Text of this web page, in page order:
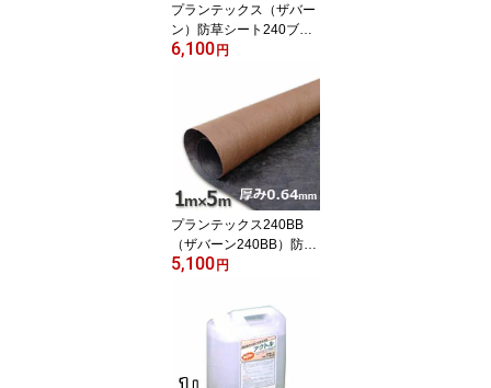
プランテックス（ザバー
ン）防草シート240ブラ
ック＆ブラウン（1m×5
ャーが各10個ついたお買
い得お試しセット
6,100 円
プランテックス240BB
（ザバーン240BB）防草
シートブラック＆ブラウ
5,100 円